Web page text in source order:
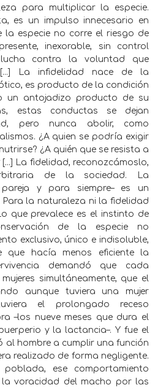
para multiplicar la especie.
es un impulso innecesario en
la especie no corre el riesgo de
inexorable, sin control
contra la voluntad que
La infidelidad nace de la
es producto de la condición
un antojadizo producto de su
estas conductas se dejan
pero nunca abolir, como
¿A quien se podría exigir
¿A quién que se resista a
La fidelidad, reconozcámoslo,
de la sociedad. La
y para siempre– es un
la naturaleza ni la fidelidad
que prevalece es el instinto de
de la especie no
exclusivo, único e indisoluble,
que hacía menos eficiente la
demandó que cada
simultáneamente, que el
aunque tuviera una mujer
el prolongado receso
–los nueve meses que dura el
y la lactancia–. Y fue el
al hombre a cumplir una función
realizado de forma negligente.
ese comportamiento
la voracidad del macho por las